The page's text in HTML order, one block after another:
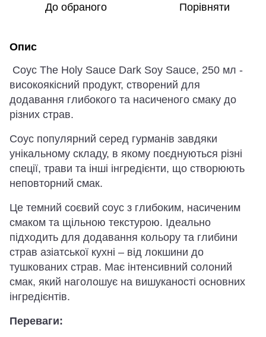
До обраного Порівняти
Опис
Соус The Holy Sauce Dark Soy Sauce, 250 мл -
високоякісний продукт, створений для
додавання глибокого та насиченого смаку до
різних страв.
Соус популярний серед гурманів завдяки
унікальному складу, в якому поєднуються різні
спеції, трави та інші інгредієнти, що створюють
неповторний смак.
Це темний соєвий соус з глибоким, насиченим
смаком та щільною текстурою. Ідеально
підходить для додавання кольору та глибини
страв азіатської кухні – від локшини до
тушкованих страв. Має інтенсивний солоний
смак, який наголошує на вишуканості основних
інгредієнтів.
Переваги: